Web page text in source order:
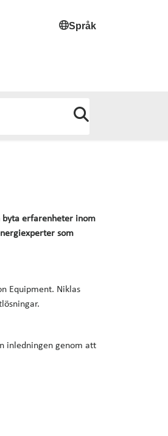
Språk
byta erfarenheter inom
som
Equipment. Niklas
inledningen genom att